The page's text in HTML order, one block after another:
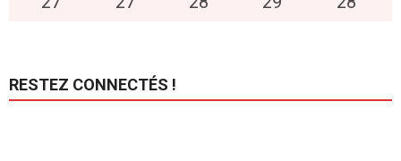
RESTEZ CONNECTÉS !